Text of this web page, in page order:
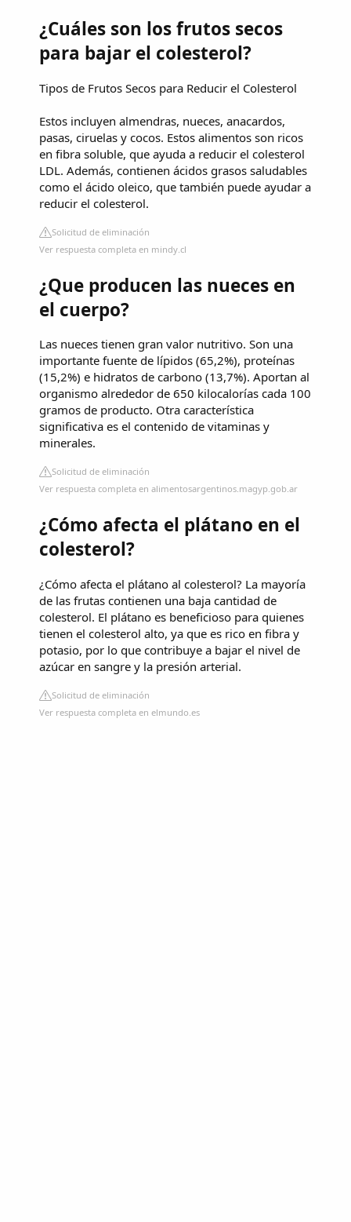
¿Cuáles son los frutos secos
para bajar el colesterol?
Tipos de Frutos Secos para Reducir el Colesterol
Estos incluyen almendras, nueces, anacardos,
pasas, ciruelas y cocos. Estos alimentos son ricos
en fibra soluble, que ayuda a reducir el colesterol
LDL. Además, contienen ácidos grasos saludables
como el ácido oleico, que también puede ayudar a
reducir el colesterol.
Solicitud de eliminación
Ver respuesta completa en mindy.cl
¿Que producen las nueces en
el cuerpo?
Las nueces tienen gran valor nutritivo. Son una
importante fuente de lípidos (65,2%), proteínas
(15,2%) e hidratos de carbono (13,7%). Aportan al
organismo alrededor de 650 kilocalorías cada 100
gramos de producto. Otra característica
significativa es el contenido de vitaminas y
minerales.
Solicitud de eliminación
Ver respuesta completa en alimentosargentinos.magyp.gob.ar
¿Cómo afecta el plátano en el
colesterol?
¿Cómo afecta el plátano al colesterol? La mayoría
de las frutas contienen una baja cantidad de
colesterol. El plátano es beneficioso para quienes
tienen el colesterol alto, ya que es rico en fibra y
potasio, por lo que contribuye a bajar el nivel de
azúcar en sangre y la presión arterial.
Solicitud de eliminación
Ver respuesta completa en elmundo.es